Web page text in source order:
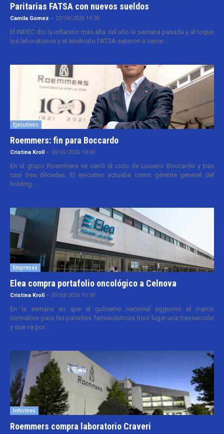
Paritarias FATSA con nuevos sueldos
Camila Gomez - 22/04/2026 14:30
El INDEC dio la inflación más alta del año la semana pasada y al toque
los laboratorios y el sindicato FATSA salieron a cerrar...
Ejecutivos
Roemmers: fin para Boccardo
Cristina Kroll - 20/05/2026 13:00
En el grupo Roemmers se cerró el ciclo de Luciano Boccardo y tras
casi tres décadas. El ejecutivo actuaba como gerente general del
holding...
Empresas
Elea compra portafolio oncológico a Celnova
Cristina Kroll - 20/03/2026 10:30
En la semana en que el gobierno nacional aggiornó el marco
normativo para las patentes farmacéuticas tuvo lugar una transacción
y que va por...
Informes
Roemmers compra laboratorio Craveri